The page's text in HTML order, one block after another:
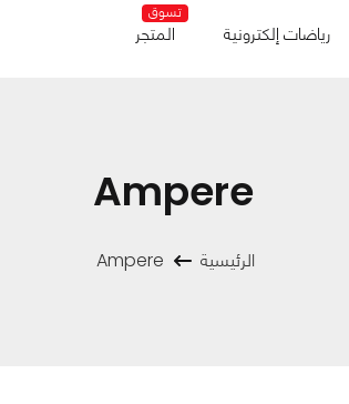
رياضات إلكترونية
تسوق
المتجر
Ampere
الرئيسية Ampere